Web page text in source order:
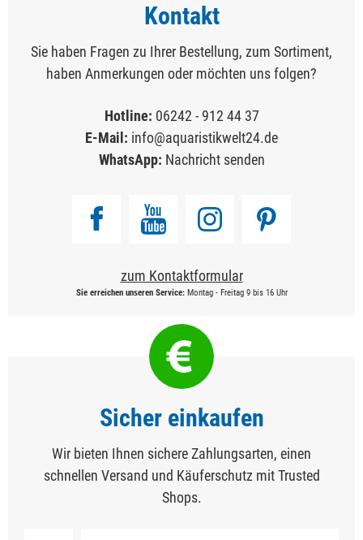
Kontakt
Sie haben Fragen zu Ihrer Bestellung, zum Sortiment,
haben Anmerkungen oder möchten uns folgen?
Hotline: 06242 - 912 44 37
E-Mail: info@aquaristikwelt24.de
WhatsApp: Nachricht senden
zum Kontaktformular
Sie erreichen unseren Service:Montag - Freitag 9 bis 16 Uhr
Sicher einkaufen
Wir bieten Ihnen sichere Zahlungsarten, einen
schnellen Versand und Käuferschutz mit Trusted
Shops.